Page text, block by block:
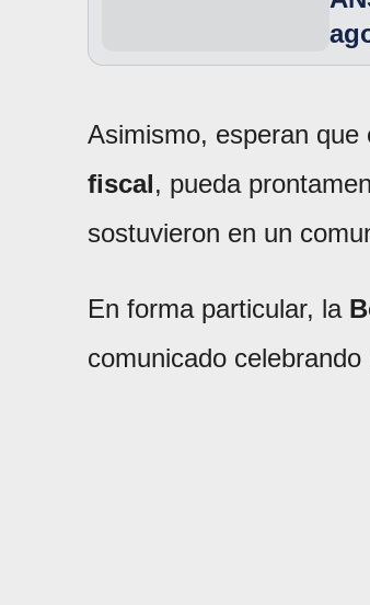
Asimismo, esperan
fiscal, pueda
sostuvieron en un
En forma particular, la
comunicado celebrando